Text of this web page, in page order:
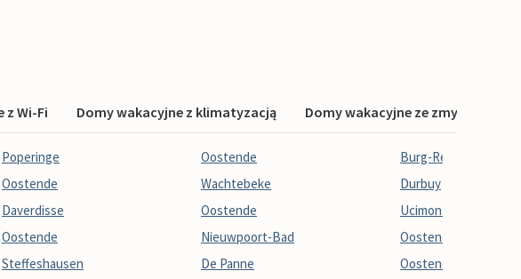
z Wi-Fi Domy wakacyjne z klimatyzacją Domy wakacyjne ze zmywarką
Poperinge
Oostende
Daverdisse
Oostende
Steffeshausen
Oostende
Wachtebeke
Oostende
Nieuwpoort-Bad
De Panne
Burg-Reuland
Durbuy
Ucimont
Oostende
Oostende